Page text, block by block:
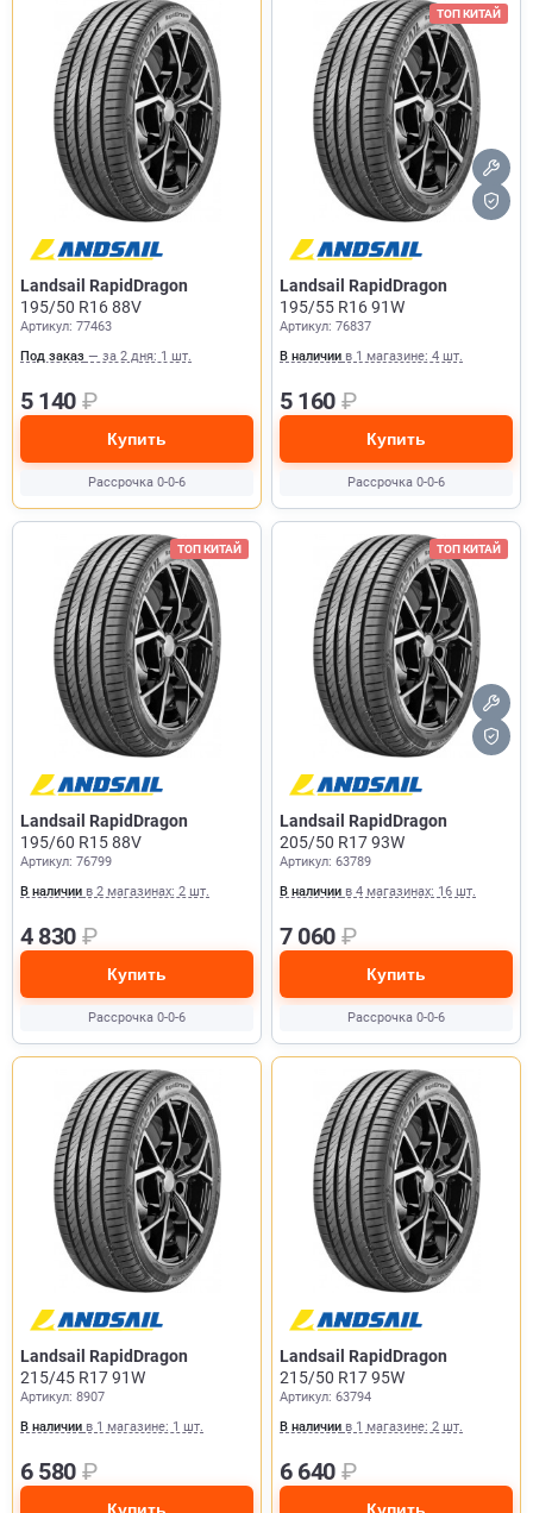
Landsail RapidDragon
195/50 R16 88V
Артикул: 77463
Под заказ — за 2 дня: 1 шт.
5 140 ₽
Купить
Рассрочка 0-0-6
ТОП КИТАЙ
Landsail RapidDragon
195/55 R16 91W
Артикул: 76837
В наличии в 1 магазине: 4 шт.
5 160 ₽
Купить
Рассрочка 0-0-6
ТОП КИТАЙ
Landsail RapidDragon
195/60 R15 88V
Артикул: 76799
В наличии в 2 магазинах: 2 шт.
4 830 ₽
Купить
Рассрочка 0-0-6
ТОП КИТАЙ
Landsail RapidDragon
205/50 R17 93W
Артикул: 63789
В наличии в 4 магазинах: 16 шт.
7 060 ₽
Купить
Рассрочка 0-0-6
Landsail RapidDragon
215/45 R17 91W
Артикул: 8907
В наличии в 1 магазине: 1 шт.
6 580 ₽
Landsail RapidDragon
215/50 R17 95W
Артикул: 63794
В наличии в 1 магазине: 2 шт.
6 640 ₽